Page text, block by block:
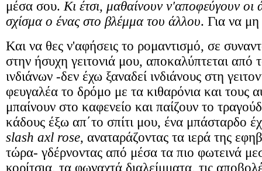
μέσα σου. Κι έτσι, μαθαίνουν ν'αποφεύγουν οι
σχίσμα ο ένας στο βλέμμα του άλλου. Για να μη
Και να θες ν'αφήσεις το ρομαντισμό, σε
στην ήσυχη γειτονιά μου, αποκαλύπτεται από
ινδιάνων -δεν έχω ξαναδεί ινδιάνους στη
φευγαλέα το δρόμο με τα κιθαρόνια και τους
μπαίνουν στο καφενείο και παίζουν το
κάδους έξω απ΄το σπίτι μου, ένα μπάσταρδο
slash axl rose, αναταράζοντας τα ιερά της
τώρα- γδέρνοντας από μέσα τα πιο φωτεινά
κορίτσια, τα φωναχτά διαλείμματα, τις